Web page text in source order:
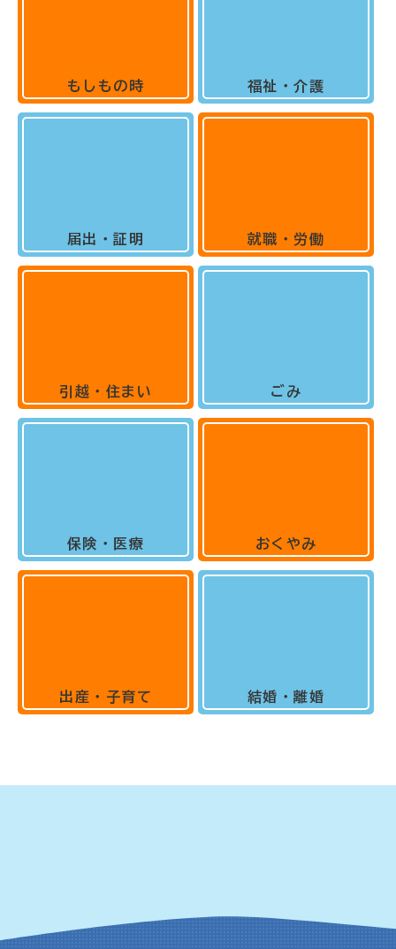
もしもの時
届出・証明
引越・住まい
保険・医療
出産・子育て
福祉・介護
就職・労働
ごみ
おくやみ
結婚・離婚